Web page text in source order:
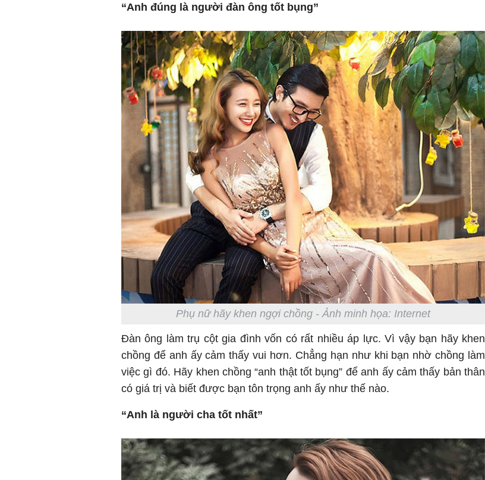
“Anh đúng là người đàn ông tốt bụng”
Phụ nữ hãy khen ngợi chồng - Ảnh minh họa: Internet
Đàn ông làm trụ cột gia đình vốn có rất nhiều áp lực. Vì vậy bạn hãy khen
chồng để anh ấy cảm thấy vui hơn. Chẳng hạn như khi bạn nhờ chồng làm
việc gì đó. Hãy khen chồng “anh thật tốt bụng” để anh ấy cảm thấy bản thân
có giá trị và biết được bạn tôn trọng anh ấy như thế nào.
“Anh là người cha tốt nhất”